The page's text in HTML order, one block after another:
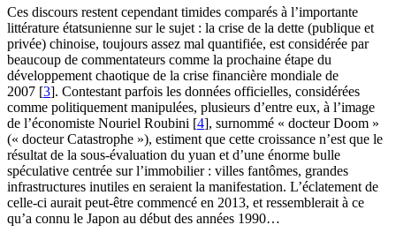
Ces discours restent cependant timides comparés à l’importante
littérature étatsunienne sur le sujet : la crise de la dette (publique et
privée) chinoise, toujours assez mal quantifiée, est considérée par
beaucoup de commentateurs comme la prochaine étape du
développement chaotique de la crise financière mondiale de
2007 [3]. Contestant parfois les données officielles, considérées
comme politiquement manipulées, plusieurs d’entre eux, à l’image
de l’économiste Nouriel Roubini [4], surnommé « docteur Doom »
(« docteur Catastrophe »), estiment que cette croissance n’est que le
résultat de la sous-évaluation du yuan et d’une énorme bulle
spéculative centrée sur l’immobilier : villes fantômes, grandes
infrastructures inutiles en seraient la manifestation. L’éclatement de
celle-ci aurait peut-être commencé en 2013, et ressemblerait à ce
qu’a connu le Japon au début des années 1990…